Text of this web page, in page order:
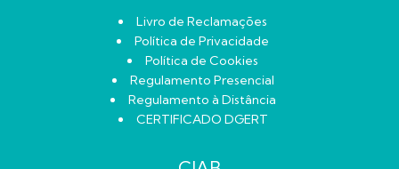
Livro de Reclamações
Política de Privacidade
Política de Cookies
Regulamento Presencial
Regulamento à Distância
CERTIFICADO DGERT